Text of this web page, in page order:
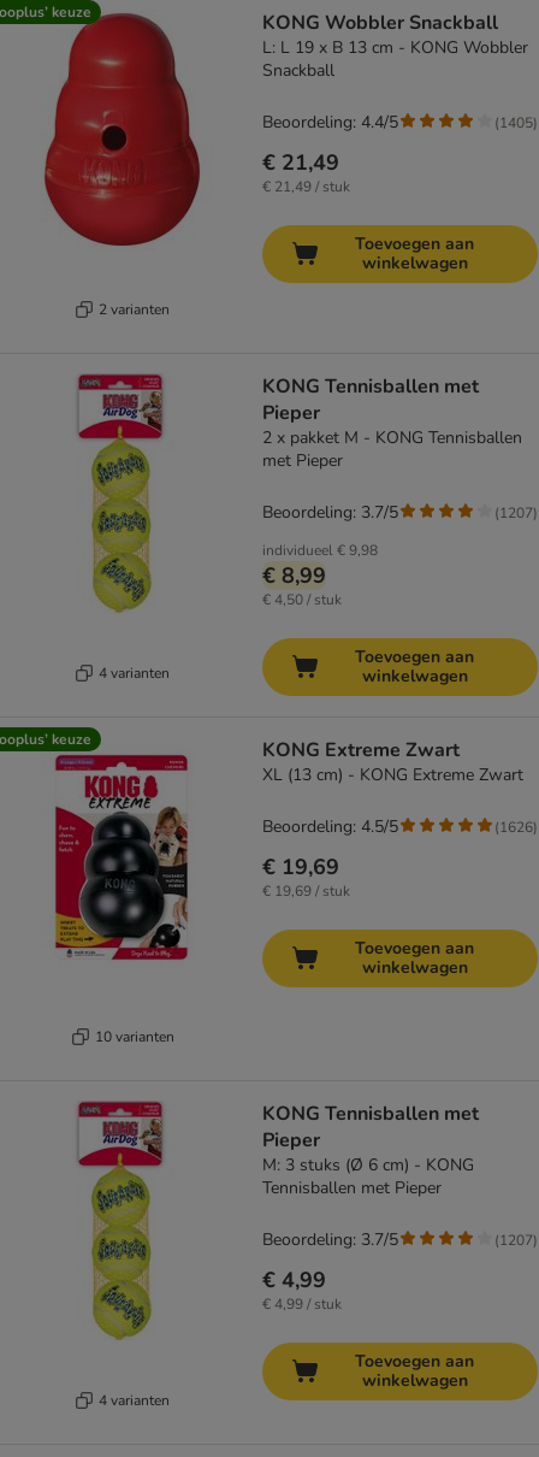
keuze
2 varianten
KONG Wobbler Snackball
L: L 19 x B 13 cm - KONG Wobbler
Snackball
€ 21,49
€ 21,49 / stuk
Beoordeling: 4.4/5 (1405)
Toevoegen aan
winkelwagen
4 varianten
KONG Tennisballen met
Pieper
2 x pakket M - KONG Tennisballen
met Pieper
individueel€ 9,98
€ 8,99
€ 4,50 / stuk
Beoordeling: 3.7/5 (1207)
Toevoegen aan
winkelwagen
keuze
10 varianten
KONG Extreme Zwart
XL (13 cm) - KONG Extreme Zwart
€ 19,69
€ 19,69 / stuk
Beoordeling: 4.5/5 (1626)
Toevoegen aan
winkelwagen
4 varianten
KONG Tennisballen met
Pieper
M: 3 stuks (Ø 6 cm) - KONG
Tennisballen met Pieper
€ 4,99
€ 4,99 / stuk
Beoordeling: 3.7/5 (1207)
Toevoegen aan
winkelwagen